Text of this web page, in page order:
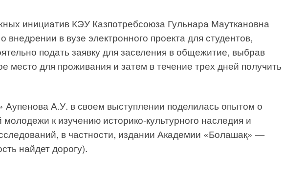
инициатив КЭУ Казпотребсоюза Гульнара Мауткановна
в вузе электронного проекта для студентов,
подать заявку для заселения в общежитие, выбрав
место для проживания и затем в течение трех дней получить
А.У. в своем выступлении поделилась опытом о
к изучению историко-культурного наследия и
в частности, издании Академии «Болашақ» —
найдет дорогу).